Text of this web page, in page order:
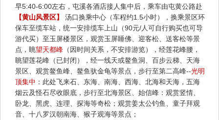
早5:40-6:00左右，屯溪各酒店接人集中后，乘车由屯黄公路赴
【黄山风景区】 汤口换乘中心（车程约1.5小时），换乘景区环
保车至缆车站，统一安排缆车上山（90元/人可自行购买也可导
游代买）至玉屏楼景区，观赏玉屏睡佛、迎客松、送客松等景
点，眺望天都峰 （因时间关系，不安排游览），经莲花峰腰，
眺望莲花峰（已封闭），经一线天或鳌鱼洞、百步云梯、天海
景区、观赏鳌鱼峰、鳌鱼驮金龟等景点，步行至第二高峰--光明
顶集中 ：此处飞来石、东海、南海、西海、北海和天海，五海
烟云及怪石尽收眼底，步行至北海景区、始信峰：观赏竖情、
卧龙、黑虎、连理、探海等奇松；观赏姜太公钓鱼、童子拜观
音、十八罗汉朝南海、猴子观海等景点；